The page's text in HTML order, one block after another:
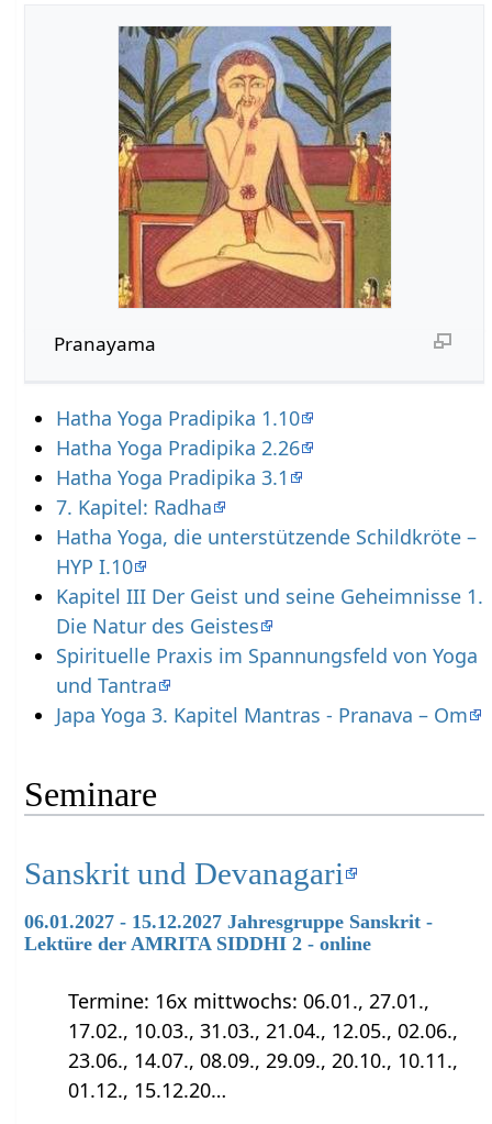
Pranayama
Hatha Yoga Pradipika 1.10
Hatha Yoga Pradipika 2.26
Hatha Yoga Pradipika 3.1
7. Kapitel: Radha
Hatha Yoga, die unterstützende Schildkröte –
HYP I.10
Kapitel III Der Geist und seine Geheimnisse 1.
Die Natur des Geistes
Spirituelle Praxis im Spannungsfeld von Yoga
und Tantra
Japa Yoga 3. Kapitel Mantras - Pranava – Om
Seminare
Sanskrit und Devanagari
06.01.2027 - 15.12.2027 Jahresgruppe Sanskrit -
Lektüre der AMRITA SIDDHI 2 - online
Termine: 16x mittwochs: 06.01., 27.01.,
17.02., 10.03., 31.03., 21.04., 12.05., 02.06.,
23.06., 14.07., 08.09., 29.09., 20.10., 10.11.,
01.12., 15.12.20…